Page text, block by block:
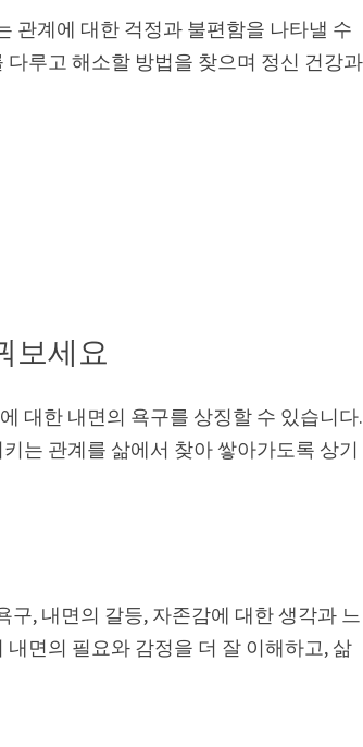
관계에 대한 걱정과 불편함을 나타낼 수
루고 해소할 방법을 찾으며 정신 건강과
보세요
대한 내면의 욕구를 상징할 수 있습니다.
는 관계를 삶에서 찾아 쌓아가도록 상기
, 내면의 갈등, 자존감에 대한 생각과 느
면의 필요와 감정을 더 잘 이해하고, 삶